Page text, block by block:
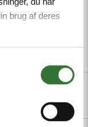
brug af deres